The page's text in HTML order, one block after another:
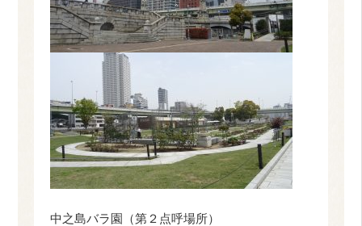
中之島バラ園（第２点呼場所）